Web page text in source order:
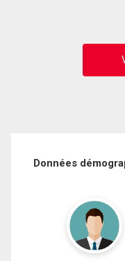
Données